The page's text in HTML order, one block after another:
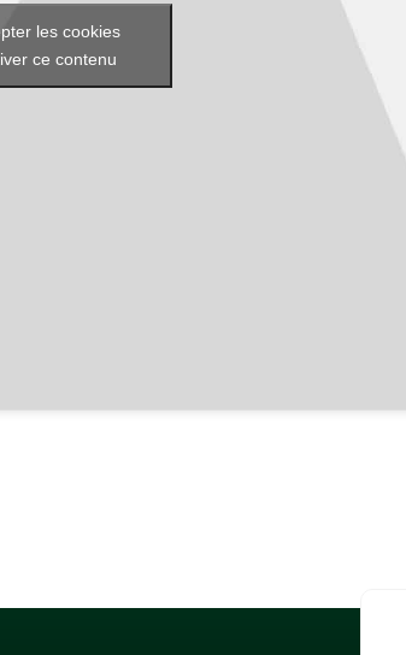
les cookies
ce contenu